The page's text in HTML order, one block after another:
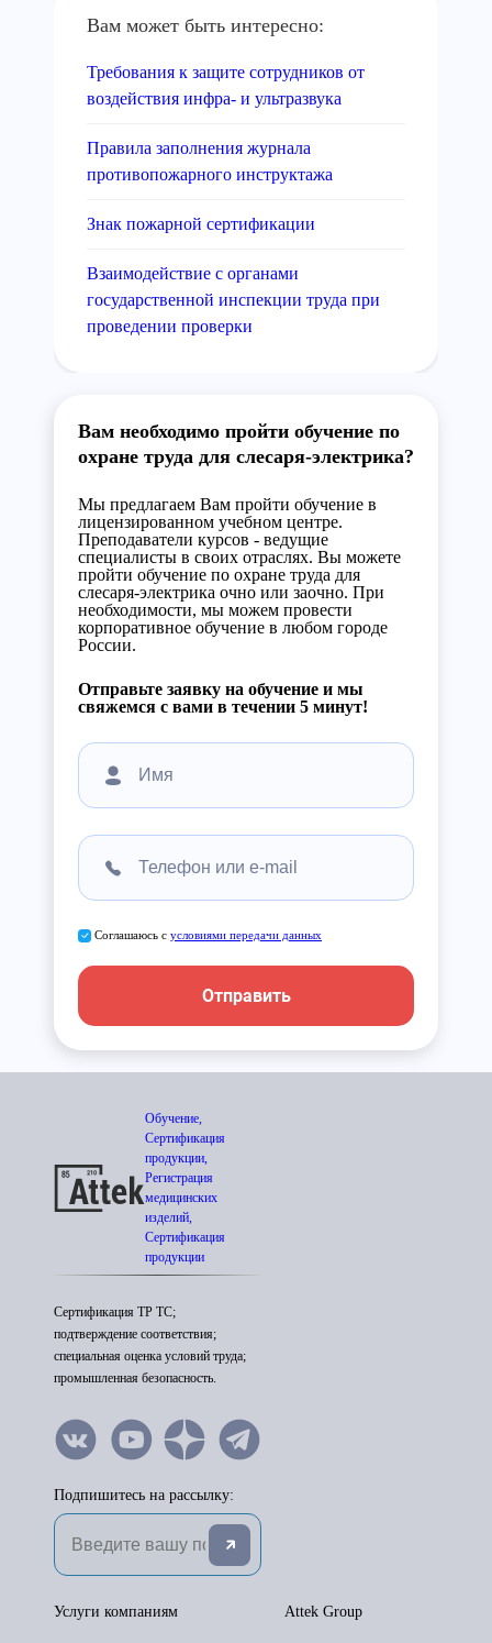
Вам может быть интересно:
Требования к защите сотрудников от
воздействия инфра- и ультразвука
Правила заполнения журнала
противопожарного инструктажа
Знак пожарной сертификации
Взаимодействие с органами
государственной инспекции труда при
проведении проверки
Вам необходимо пройти обучение по
охране труда для слесаря-электрика?
Мы предлагаем Вам пройти обучение в
лицензированном учебном центре.
Преподаватели курсов - ведущие
специалисты в своих отраслях. Вы можете
пройти обучение по охране труда для
слесаря-электрика очно или заочно. При
необходимости, мы можем провести
корпоративное обучение в любом городе
России.
Отправьте заявку на обучение и мы
свяжемся с вами в течении 5 минут!
Соглашаюсь с условиями передачи данных
Отправить
Обучение,
Сертификация
продукции,
Регистрация
медицинских
изделий,
Сертификация
продукции
Сертификация ТР ТС;
подтверждение соответствия;
специальная оценка условий труда;
промышленная безопасность.
Подпишитесь на рассылку:
Attek Group
Услуги компаниям